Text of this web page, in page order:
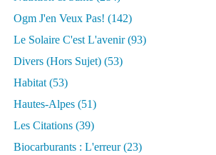
Ogm J'en Veux Pas! (142)
Le Solaire C'est L'avenir(93)
Divers (hors Sujet) (53)
Habitat (53)
Hautes-Alpes (51)
Les Citations (39)
Biocarburants : L'erreur(23)